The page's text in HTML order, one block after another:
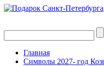
Главная
Символы 2027- год